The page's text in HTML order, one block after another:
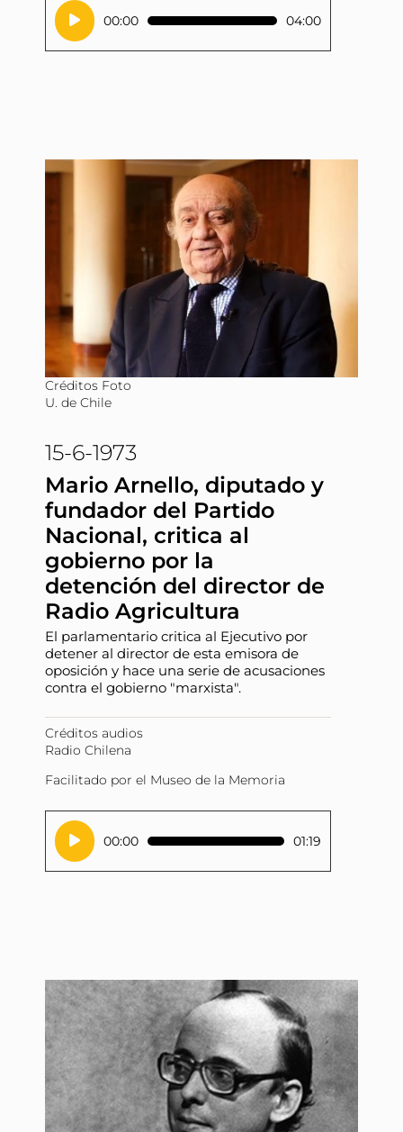
Reproductor
de
audio
00:00 04:00
15-6-1973
Mario Arnello, diputado y
fundador del Partido
Nacional, critica al
gobierno por la
detención del director de
Radio Agricultura
El parlamentario critica al Ejecutivo por
detener al director de esta emisora de
oposición y hace una serie de acusaciones
contra el gobierno "marxista".
Créditos audios
Radio Chilena
Facilitado por el Museo de la Memoria
Reproductor
de
audio
00:00 01:19
Créditos Foto
U. de Chile